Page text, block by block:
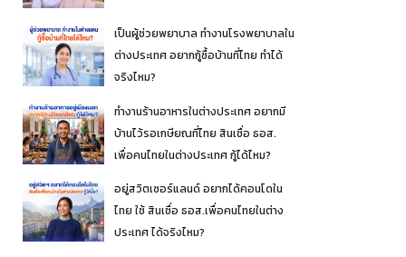
เป็นผู้ช่วยพยาบาล ทำงานโรงพยาบาลใน
ต่างประเทศ อยากกู้ซื้อบ้านที่ไทย ทำได้
จริงไหม?
ทำงานร้านอาหารในต่างประเทศ อยากมี
บ้านไว้รอเกษียณที่ไทย สินเชื่อ ธอส.
เพื่อคนไทยในต่างประเทศ กู้ได้ไหม?
อยู่สวิตเซอร์แลนด์ อยากได้คอนโดใน
ไทย ใช้ สินเชื่อ ธอส.เพื่อคนไทยในต่าง
ประเทศ ได้จริงไหม?